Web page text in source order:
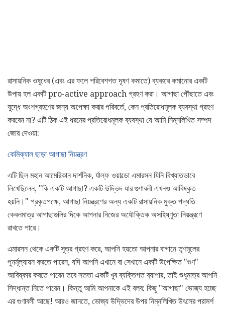
রাসায়নিক ওষুধের (এবং এর ফলে পরিবেশগত দূষণ কমাতে) ব্যবহার কমানোর একটি
উপায় হল একটি pro-active approach গ্রহণ করা। আগাছা পৌঁছাতে এবং
যুদ্ধে অংশগ্রহণের জন্য অপেক্ষা করার পরিবর্তে, কেন প্রতিরোধমূলক ব্যবস্থা গ্রহণ
করবেন না? এটি ঠিক এই ধরনের প্রতিরোধমূলক ব্যবস্থা যে আমি নিম্নলিখিত সম্পদ
জোর দেওয়া:
কেমিক্যাল ছাড়া আগাছা নিয়ন্ত্রণ
এটি ছিল মহান আমেরিকান দার্শনিক, র্যাল্ফ ওয়াল্ডো এমারসন যিনি বিখ্যাতভাবে
লিখেছিলেন, "কি একটি আগাছা? একটি উদ্ভিদ যার গুণাবলী এখনও আবিষ্কৃত
হয়নি।" প্রকৃতপক্ষে, আগাছা নিয়ন্ত্রণের অন্য একটি রাসায়নিক মুক্ত পদ্ধতি
কেবলমাত্র আগাছাগুলির দিকে আপনার নিজের অযৌক্তিক অসহিষ্ণুতা নিয়ন্ত্রণে
রাখতে পারে।
এমারসন থেকে একটি সূত্র গ্রহণ করে, আপনি হয়তো আপনার বাগানে তৃণমূলের
পুনর্মূল্যায়ন করতে পারেন, যদি আপনি এখানে বা সেখানে একটি উপেক্ষিত "গুণ"
আবিষ্কার করতে পারেন তবে সততা একটি খুব ব্যক্তিগত ব্যাপার, তাই শুধুমাত্র আপনি
সিদ্ধান্ত নিতে পারেন। কিন্তু আমি আপনাকে এই বলব: কিছু "আগাছা" ভোজ্য হচ্ছে
এর গুণাবলী আছে! আরও জানতে, ভোজ্য উদ্ভিদের উপর নিম্নলিখিত উৎসের পরামর্শ